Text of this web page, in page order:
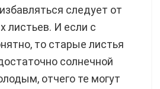
следует от
листьев. И если с
то старые листья
солнечной
отчего те могут